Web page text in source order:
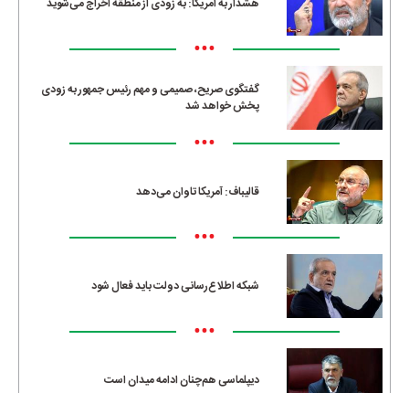
هشدار به آمریکا: به زودی از منطقه اخراج می‌شوید
•••
گفتگوی صریح، صمیمی و مهم رئیس جمهور به زودی
پخش خواهد شد
•••
قالیباف: آمریکا تاوان می‌دهد
•••
شبکه اطلاع‌رسانی دولت باید فعال شود
•••
دیپلماسی هم‌چنان ادامه میدان است